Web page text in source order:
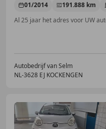
01/2014 191.888 km
Al 25 jaar het adres voor UW
Autobedrijf van Selm
NL-3628 EJ KOCKENGEN